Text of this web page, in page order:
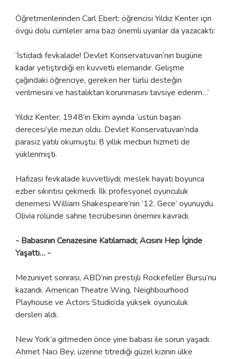
Öğretmenlerinden Carl Ebert; öğrencisi Yıldız Kenter için
övgü dolu cümleler ama bazı önemli uyarılar da yazacaktı:
‘İstidadı fevkalade! Devlet Konservatuvarı’nın bugüne
kadar yetiştirdiği en kuvvetli elemandır. Gelişme
çağındaki öğrenciye, gereken her türlü desteğin
verilmesini ve hastalıktan korunmasını tavsiye ederim…’
Yıldız Kenter; 1948’in Ekim ayında ‘üstün başarı
derecesi’yle mezun oldu. Devlet Konservatuvarı’nda
parasız yatılı okumuştu. 8 yıllık mecburi hizmeti de
yüklenmişti.
Hafızası fevkalade kuvvetliydi; meslek hayatı boyunca
ezber sıkıntısı çekmedi. İlk profesyonel oyunculuk
denemesi William Shakespeare’nin ‘12. Gece’ oyunuydu.
Olivia rolünde sahne tecrübesinin önemini kavradı.
- Babasının Cenazesine Katılamadı; Acısını Hep İçinde
Yaşattı… -
Mezuniyet sonrası, ABD’nin prestijli Rockefeller Bursu’nu
kazandı. American Theatre Wing, Neighbourhood
Playhouse ve Actors Studio’da yüksek oyunculuk
dersleri aldı.
New York’a gitmeden önce yine babası ile sorun yaşadı.
Ahmet Naci Bey; üzerine titrediği güzel kızının ülke